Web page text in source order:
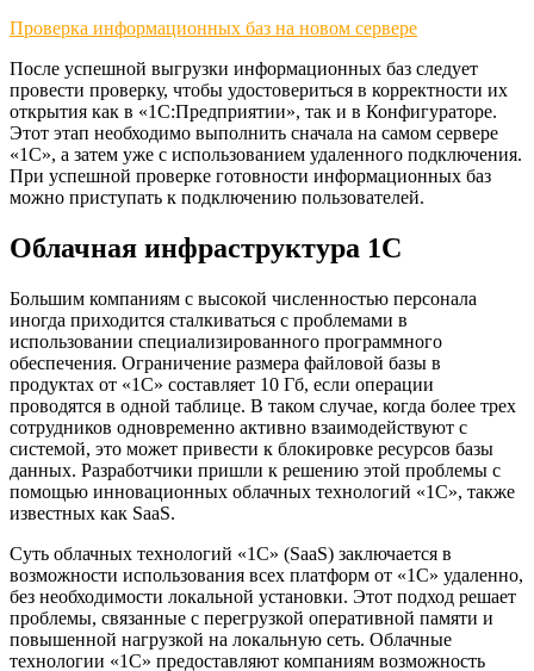
Проверка информационных баз на новом сервере
После успешной выгрузки информационных баз следует
провести проверку, чтобы удостовериться в корректности их
открытия как в «1С:Предприятии», так и в Конфигураторе.
Этот этап необходимо выполнить сначала на самом сервере
«1С», а затем уже с использованием удаленного подключения.
При успешной проверке готовности информационных баз
можно приступать к подключению пользователей.
Облачная инфраструктура 1С
Большим компаниям с высокой численностью персонала
иногда приходится сталкиваться с проблемами в
использовании специализированного программного
обеспечения. Ограничение размера файловой базы в
продуктах от «1С» составляет 10 Гб, если операции
проводятся в одной таблице. В таком случае, когда более трех
сотрудников одновременно активно взаимодействуют с
системой, это может привести к блокировке ресурсов базы
данных. Разработчики пришли к решению этой проблемы с
помощью инновационных облачных технологий «1С», также
известных как SaaS.
Суть облачных технологий «1С» (SaaS) заключается в
возможности использования всех платформ от «1С» удаленно,
без необходимости локальной установки. Этот подход решает
проблемы, связанные с перегрузкой оперативной памяти и
повышенной нагрузкой на локальную сеть. Облачные
технологии «1С» предоставляют компаниям возможность